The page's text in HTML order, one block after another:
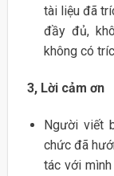
tài liệu đã
đầy đủ,
không có
3, Lời cảm ơn
Người viết
chức đã
tác với